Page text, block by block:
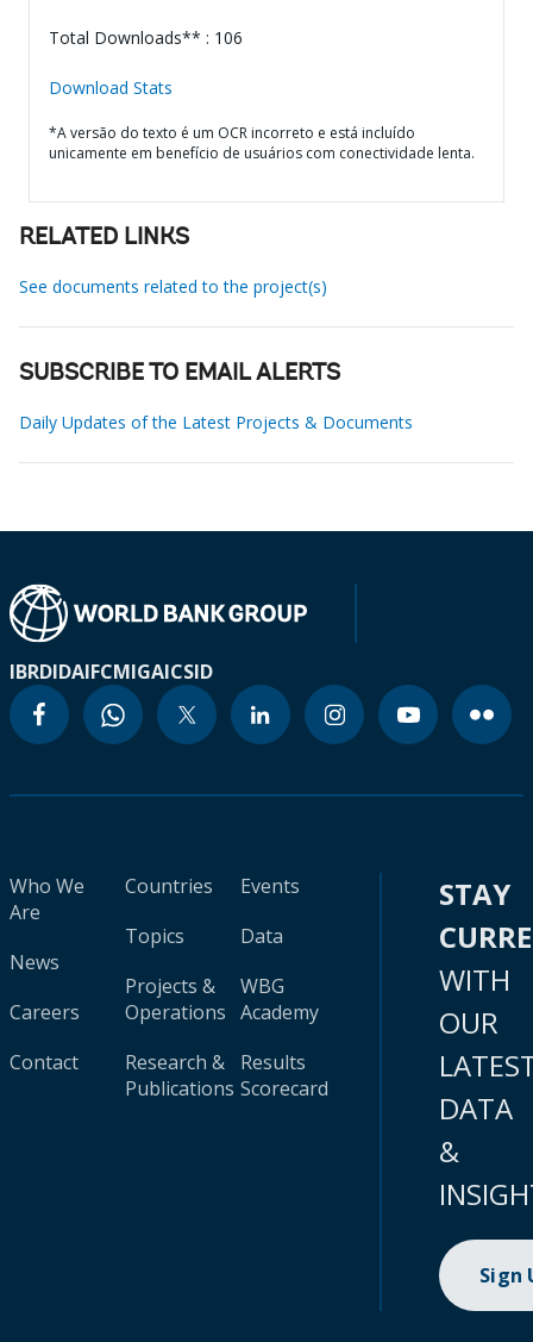
Total Downloads** : 106
Download Stats
*A versão do texto é um OCR incorreto e está incluído
unicamente em benefício de usuários com conectividade lenta.
RELATED LINKS
See documents related to the project(s)
SUBSCRIBE TO EMAIL ALERTS
Daily Updates of the Latest Projects & Documents
IBRDIDAIFCMIGAICSID
Who We
Are
News
Careers
Contact
Countries
Topics
Projects &
Operations
Research &
Publications
Events
Data
WBG
Academy
Results
Scorecard
STAY
WITH
OUR
DATA
&
Sign